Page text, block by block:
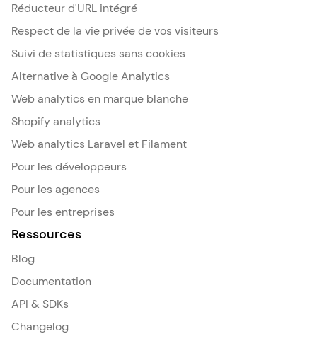
Réducteur d'URL intégré
Respect de la vie privée de vos visiteurs
Suivi de statistiques sans cookies
Alternative à Google Analytics
Web analytics en marque blanche
Shopify analytics
Web analytics Laravel et Filament
Pour les développeurs
Pour les agences
Pour les entreprises
Ressources
Blog
Documentation
API & SDKs
Changelog